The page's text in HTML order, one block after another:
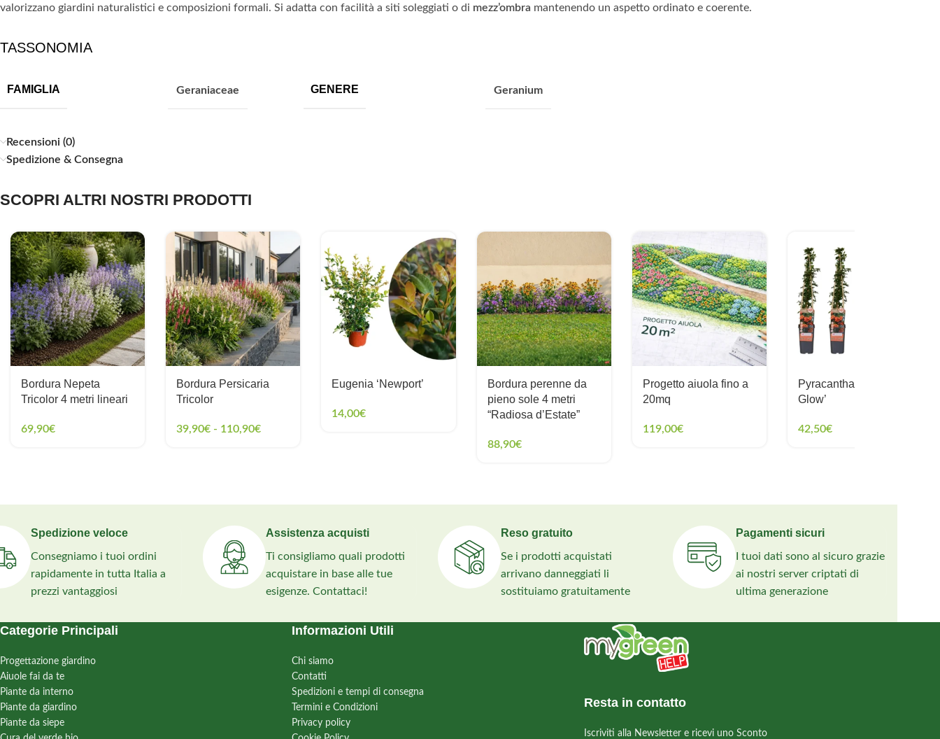
valorizzano giardini naturalistici e composizioni formali. Si adatta con facilità a siti soleggiati o di mezz’ombra mantenendo un aspetto ordinato e coerente.
TASSONOMIA
FAMIGLIA Geraniaceae GENERE Geranium
Recensioni (0)
Spedizione & Consegna
SCOPRI ALTRI NOSTRI PRODOTTI
Bordura Nepeta
Tricolor 4 metri lineari
69,90€
Bordura Persicaria
Tricolor
39,90€ - 110,90€
Eugenia ‘Newport’
14,00€
Bordura perenne da
pieno sole 4 metri
“Radiosa d’Estate”
88,90€
Progetto aiuola fino a
20mq
119,00€
Pyracantha ‘Orange
Glow’
42,50€
Spedizione veloce
Consegniamo i tuoi ordini
rapidamente in tutta Italia a
prezzi vantaggiosi
Assistenza acquisti
Ti consigliamo quali prodotti
acquistare in base alle tue
esigenze. Contattaci!
Reso gratuito
Se i prodotti acquistati
arrivano danneggiati li
sostituiamo gratuitamente
Pagamenti sicuri
I tuoi dati sono al sicuro grazie
ai nostri server criptati di
ultima generazione
Categorie Principali
Progettazione giardino
Aiuole fai da te
Piante da interno
Piante da giardino
Piante da siepe
Informazioni Utili
Chi siamo
Contatti
Spedizioni e tempi di consegna
Termini e Condizioni
Privacy policy
Resta in contatto
Iscriviti alla Newsletter e ricevi uno Sconto